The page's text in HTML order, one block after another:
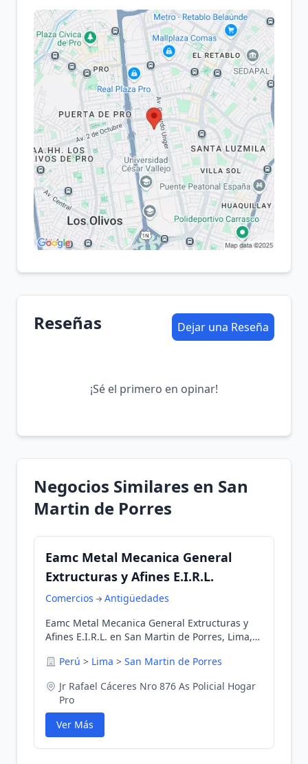
Reseñas Dejar una Reseña
¡Sé el primero en opinar!
Negocios Similares en San
Martin de Porres
Eamc Metal Mecanica General
Extructuras y Afines E.I.R.L.
Comercios
Antigüedades
Eamc Metal Mecanica General Extructuras y
Afines E.I.R.L. en San Martin de Porres, Lima,
Perú > Lima > San Martin de Porres
Jr Rafael Cáceres Nro 876 As Policial Hogar
Pro
Ver Más